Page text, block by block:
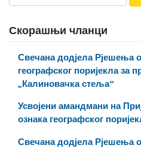
Скорашњи чланци
Свечана додјела Рјешења
географског поријекла за
„Калиновачка стеља“
Усвојени амандмани на
ознака географског
Свечана додјела Рјешења о